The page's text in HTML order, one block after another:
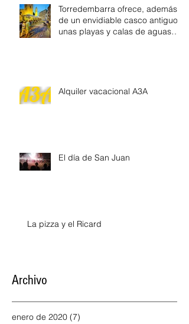
Torredembarra ofrece, además
de un envidiable casco antiguo,
unas playas y calas de aguas
Alquiler vacacional A3A
El día de San Juan
La pizza y el Ricard
Archivo
enero de 2020 (7)